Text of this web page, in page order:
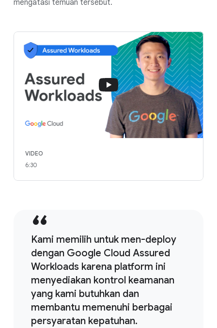
mengatasi temuan tersebut.
VIDEO
6:30
Kami memilih untuk men-deploy
dengan Google Cloud Assured
Workloads karena platform ini
menyediakan kontrol keamanan
yang kami butuhkan dan
membantu memenuhi berbagai
persyaratan kepatuhan.